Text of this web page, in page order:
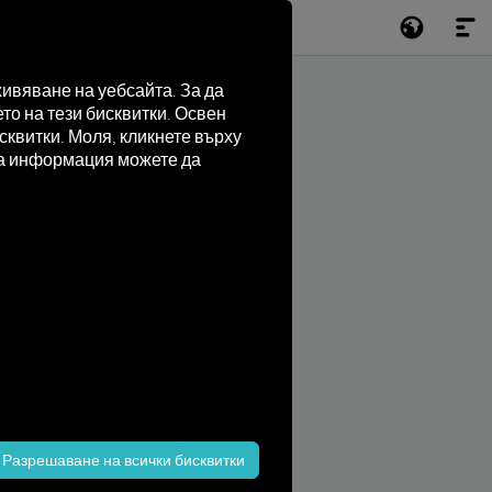
на уебсайта. За да
на тези бисквитки. Освен
Моля, кликнете върху
информация можете да
Разрешаване на всички бисквитки